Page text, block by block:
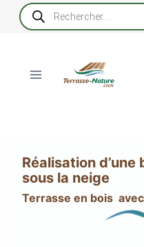
Recherche
de
produits
Réalisation
sous la neige
Terrasse en bois